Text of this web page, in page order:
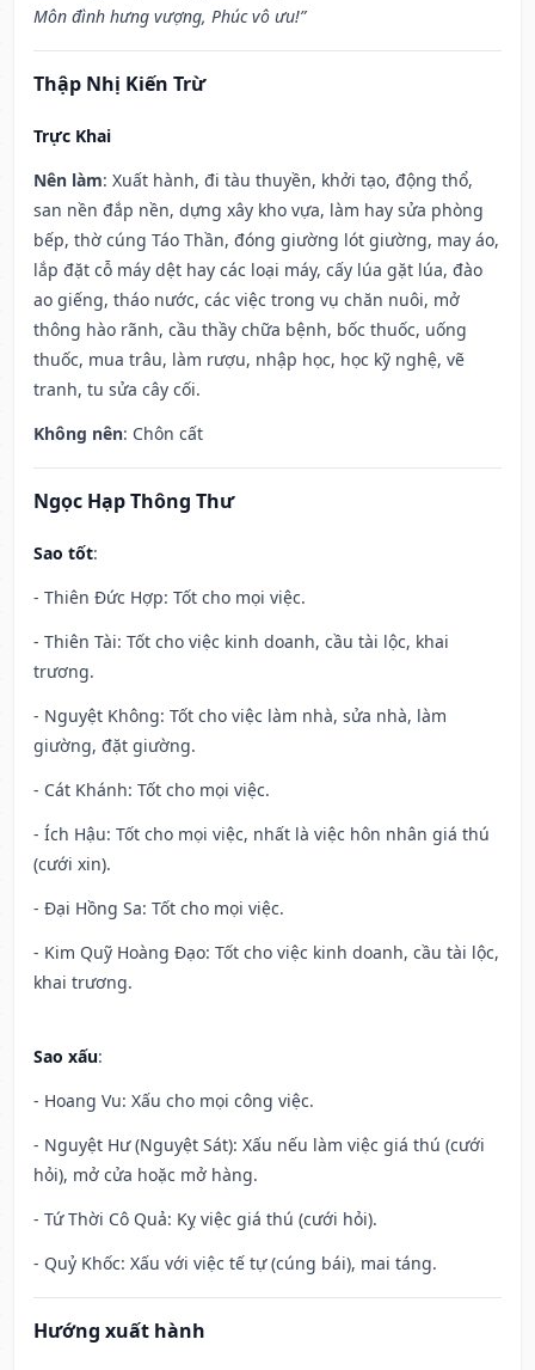
Môn đình hưng vượng, Phúc vô ưu!”
Thập Nhị Kiến Trừ
Trực Khai
Nên làm: Xuất hành, đi tàu thuyền, khởi tạo, động thổ,
san nền đắp nền, dựng xây kho vựa, làm hay sửa phòng
bếp, thờ cúng Táo Thần, đóng giường lót giường, may áo,
lắp đặt cỗ máy dệt hay các loại máy, cấy lúa gặt lúa, đào
ao giếng, tháo nước, các việc trong vụ chăn nuôi, mở
thông hào rãnh, cầu thầy chữa bệnh, bốc thuốc, uống
thuốc, mua trâu, làm rượu, nhập học, học kỹ nghệ, vẽ
tranh, tu sửa cây cối.
Không nên: Chôn cất
Ngọc Hạp Thông Thư
Sao tốt:
- Thiên Đức Hợp: Tốt cho mọi việc.
- Thiên Tài: Tốt cho việc kinh doanh, cầu tài lộc, khai
trương.
- Nguyệt Không: Tốt cho việc làm nhà, sửa nhà, làm
giường, đặt giường.
- Cát Khánh: Tốt cho mọi việc.
- Ích Hậu: Tốt cho mọi việc, nhất là việc hôn nhân giá thú
(cưới xin).
- Đại Hồng Sa: Tốt cho mọi việc.
- Kim Quỹ Hoàng Đạo: Tốt cho việc kinh doanh, cầu tài lộc,
khai trương.
Sao xấu:
- Hoang Vu: Xấu cho mọi công việc.
- Nguyệt Hư (Nguyệt Sát): Xấu nếu làm việc giá thú (cưới
hỏi), mở cửa hoặc mở hàng.
- Tứ Thời Cô Quả: Kỵ việc giá thú (cưới hỏi).
- Quỷ Khốc: Xấu với việc tế tự (cúng bái), mai táng.
Hướng xuất hành